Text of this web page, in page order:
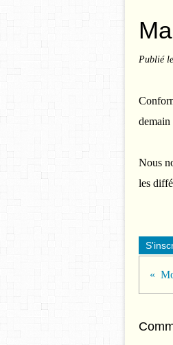
Publié le
demain
Nous
les